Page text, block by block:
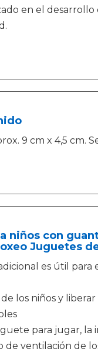
en el
9 cm x 4,5 cm.
niños con
Juguetes
es útil para
los niños y
para jugar, la
ventilación de